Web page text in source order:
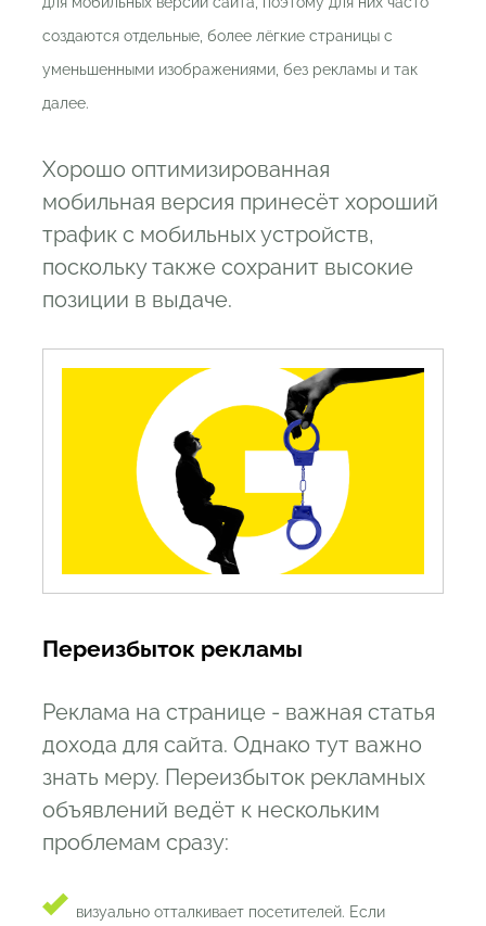
создаются отдельные, более лёгкие страницы с
уменьшенными изображениями, без рекламы и так
далее.
Хорошо оптимизированная
мобильная версия принесёт хороший
трафик с мобильных устройств,
поскольку также сохранит высокие
позиции в выдаче.
Переизбыток рекламы
Реклама на странице - важная статья
дохода для сайта. Однако тут важно
знать меру. Переизбыток рекламных
объявлений ведёт к нескольким
проблемам сразу:
визуально отталкивает посетителей. Если